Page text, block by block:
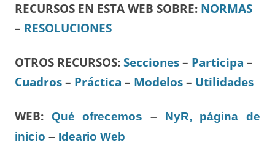
RECURSOS EN ESTA WEB SOBRE: NORMAS
– RESOLUCIONES
OTROS RECURSOS: Secciones – Participa –
Cuadros – Práctica – Modelos – Utilidades
WEB: Qué ofrecemos – NyR, página de
inicio – Ideario Web